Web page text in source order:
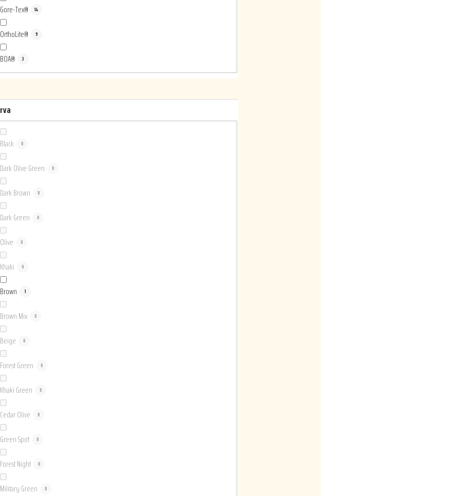
Gore-Tex® 14
OrthoLite® 9
BOA® 3
Black 0
Dark Olive Green 0
Dark Brown 0
Dark Green 0
Olive 0
Khaki 0
Brown 1
Brown Mix 0
Beige 0
Forest Green 0
Khaki Green 0
Cedar Olive 0
Green Spot 0
Forest Night 0
Military Green 0